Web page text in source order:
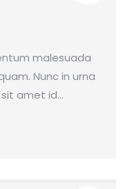
malesuada
Nunc in urna
amet id…